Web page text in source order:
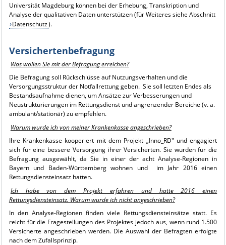
Universität Magdeburg können bei der Erhebung, Transkription und
Analyse der qualitativen Daten unterstützen (für Weiteres siehe Abschnitt
Datenschutz).
Versichertenbefragung
Was wollen Sie mit der Befragung erreichen?
Die Befragung soll Rückschlüsse auf Nutzungsverhalten und die
Versorgungsstruktur der Notfallrettung geben. Sie soll letzten Endes als
Bestandsaufnahme dienen, um Ansätze zur Verbesserungen und
Neustrukturierungen im Rettungsdienst und angrenzender Bereiche (v. a.
ambulant/stationär) zu empfehlen.
Warum wurde ich von meiner Krankenkasse angeschrieben?
Ihre Krankenkasse kooperiert mit dem Projekt „Inno_RD" und engagiert
sich für eine bessere Versorgung ihrer Versicherten. Sie wurden für die
Befragung ausgewählt, da Sie in einer der acht Analyse-Regionen in
Bayern und Baden-Württemberg wohnen und im Jahr 2016 einen
Rettungsdiensteinsatz hatten.
Ich habe von dem Projekt erfahren und hatte 2016 einen
Rettungsdiensteinsatz. Warum wurde ich nicht angeschrieben?
In den Analyse-Regionen finden viele Rettungsdiensteinsätze statt. Es
reicht für die Fragestellungen des Projektes jedoch aus, wenn rund 1.500
Versicherte angeschrieben werden. Die Auswahl der Befragten erfolgte
nach dem Zufallsprinzip.